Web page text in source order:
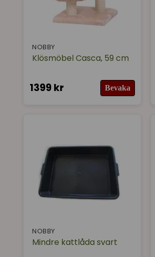
NOBBY
Klösmöbel Casca, 59 cm
1399 kr Bevaka
NOBBY
Mindre kattlåda svart